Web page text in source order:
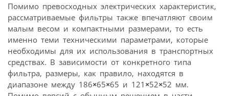
Помимо превосходных электрических характеристик,
рассматриваемые фильтры также впечатляют своим
малым весом и компактными размерами, то есть
именно теми техническими параметрами, которые
необходимы для их использования в транспортных
средствах. В зависимости от конкретного типа
фильтра, размеры, как правило, находятся в
диапазоне между 186×65×65 и 121 ×52×52 мм.